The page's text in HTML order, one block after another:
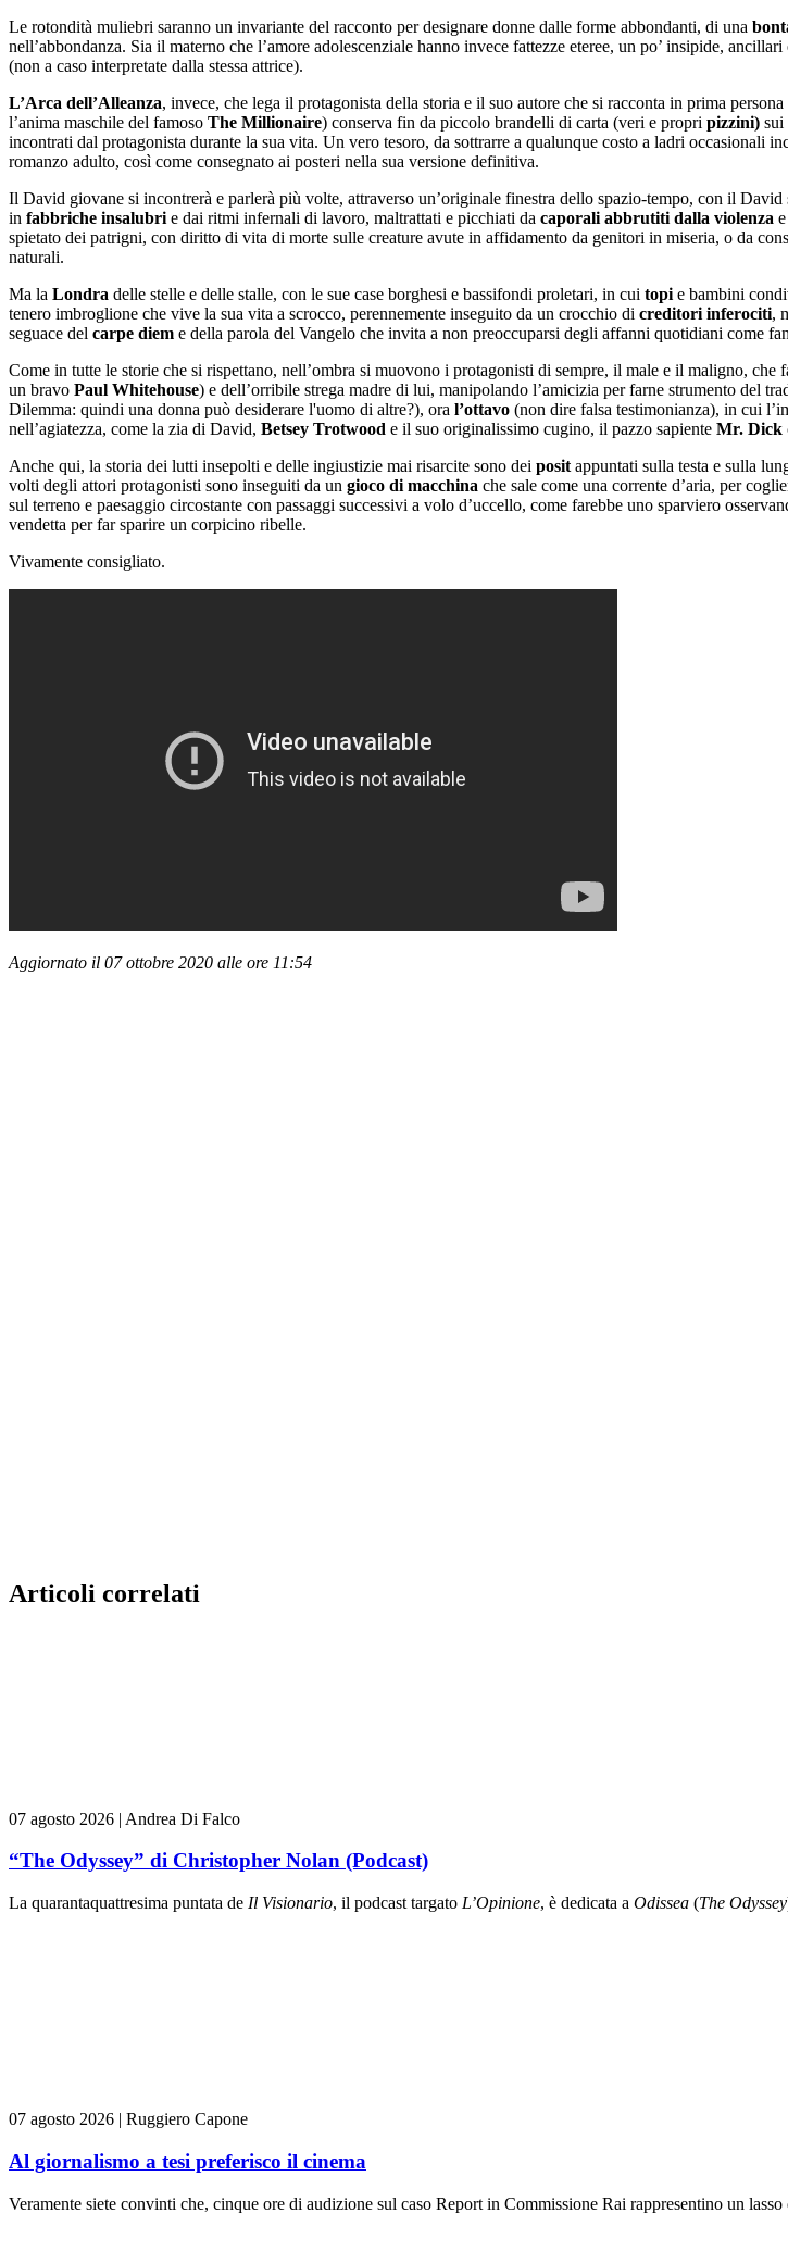
Le rotondità muliebri saranno un invariante del racconto per designare donne dalle forme abbondanti, di una
nell’abbondanza. Sia il materno che l’amore adolescenziale hanno invece fattezze eteree, un po’ insipide, ancillari
(non a caso interpretate dalla stessa attrice).
L’Arca dell’Alleanza, invece, che lega il protagonista della storia e il suo autore che si racconta in prima
l’anima maschile del famoso The Millionaire) conserva fin da piccolo brandelli di carta (veri e propri pizzini) sui
incontrati dal protagonista durante la sua vita. Un vero tesoro, da sottrarre a qualunque costo a ladri occasionali
romanzo adulto, così come consegnato ai posteri nella sua versione definitiva.
Il David giovane si incontrerà e parlerà più volte, attraverso un’originale finestra dello spazio-tempo, con il
in fabbriche insalubri e dai ritmi infernali di lavoro, maltrattati e picchiati da caporali abbrutiti dalla violenza
spietato dei patrigni, con diritto di vita di morte sulle creature avute in affidamento da genitori in miseria, o da
naturali.
Ma la Londra delle stelle e delle stalle, con le sue case borghesi e bassifondi proletari, in cui topi e bambini
tenero imbroglione che vive la sua vita a scrocco, perennemente inseguito da un crocchio di creditori inferociti,
seguace del carpe diem e della parola del Vangelo che invita a non preoccuparsi degli affanni quotidiani come
Come in tutte le storie che si rispettano, nell’ombra si muovono i protagonisti di sempre, il male e il maligno,
un bravo Paul Whitehouse) e dell’orribile strega madre di lui, manipolando l’amicizia per farne strumento del
Dilemma: quindi una donna può desiderare l'uomo di altre?), ora l’ottavo (non dire falsa testimonianza), in cui
nell’agiatezza, come la zia di David, Betsey Trotwood e il suo originalissimo cugino, il pazzo sapiente Mr. Dick
Anche qui, la storia dei lutti insepolti e delle ingiustizie mai risarcite sono dei posit appuntati sulla testa e sulla
volti degli attori protagonisti sono inseguiti da un gioco di macchina che sale come una corrente d’aria, per
sul terreno e paesaggio circostante con passaggi successivi a volo d’uccello, come farebbe uno sparviero
vendetta per far sparire un corpicino ribelle.
Vivamente consigliato.
Aggiornato il 07 ottobre 2020 alle ore 11:54
Articoli correlati
07 agosto 2026 | Andrea Di Falco
“The Odyssey” di Christopher Nolan (Podcast)
La quarantaquattresima puntata de Il Visionario, il podcast targato L’Opinione, è dedicata a Odissea (The Odyssey
07 agosto 2026 | Ruggiero Capone
Al giornalismo a tesi preferisco il cinema
Veramente siete convinti che, cinque ore di audizione sul caso Report in Commissione Rai rappresentino un lasso